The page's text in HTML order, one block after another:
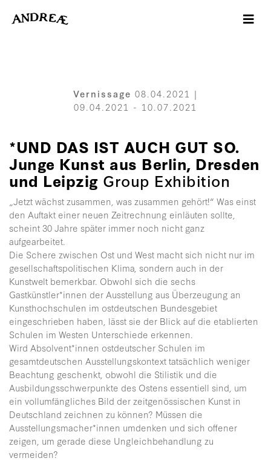
Vernissage 08.04.2021 |
09.04.2021 - 10.07.2021
*UND DAS IST AUCH GUT SO.
Junge Kunst aus Berlin, Dresden
und Leipzig Group Exhibition
„Jetzt wächst zusammen, was zusammen gehört!“ Was einst
den Auftakt einer neuen Zeitrechnung einläuten sollte,
scheint 30 Jahre später immer noch nicht ganz
aufgearbeitet.
Die Schere zwischen Ost und West macht sich nicht nur im
gesellschaftspolitischen Klima, sondern auch in der
Kunstwelt bemerkbar. Obwohl sich die sechs
Gastkünstler*innen der Ausstellung aus Überzeugung an
Kunsthochschulen im ostdeutschen Bundesgebiet
eingeschrieben haben, lässt sie der Blick auf die etablierten
Schulen im Westen Unterschiede erkennen.
Wird Absolvent*innen ostdeutscher Schulen im
gesamtdeutschen Ausstellungskontext tatsächlich weniger
Beachtung geschenkt, obwohl die Stilistik und die
Ausbildungsschwerpunkte des Ostens essentiell sind, um
ein vollumfängliches Bild der zeitgenössischen Kunst in
Deutschland zeichnen zu können? Müssen die
Ausstellungsmacher*innen umdenken und sich offener
zeigen, um gerade diese Ungleichbehandlung zu
vermeiden?